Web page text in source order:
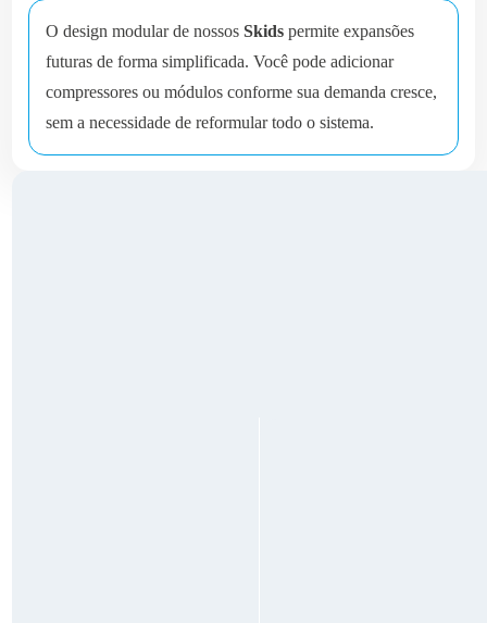
O design modular de nossos Skidspermite expansões
futuras de forma simplificada. Você pode adicionar
compressores ou módulos conforme sua demanda cresce,
sem a necessidade de reformular todo o sistema.